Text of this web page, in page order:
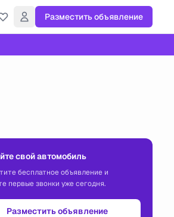
Разместить объявление
свой автомобиль
бесплатное объявление и
первые звонки уже сегодня.
Разместить объявление